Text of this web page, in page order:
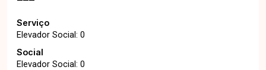
Serviço
Elevador Social: 0
Social
Elevador Social: 0